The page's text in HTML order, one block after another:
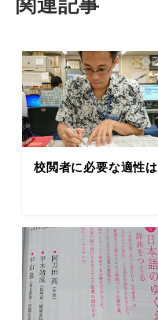
校閲者に必要な適性は